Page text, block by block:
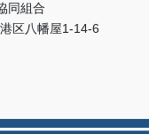
同組合
区八幡屋1-14-6